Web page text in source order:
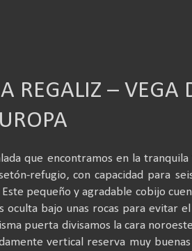
REGALIZ – VEGA
que encontramos en la tranquila
refugio, con capacidad para
pequeño y agradable cobijo
bajo unas rocas para evitar el
puerta divisamos la cara
vertical reserva muy buenas